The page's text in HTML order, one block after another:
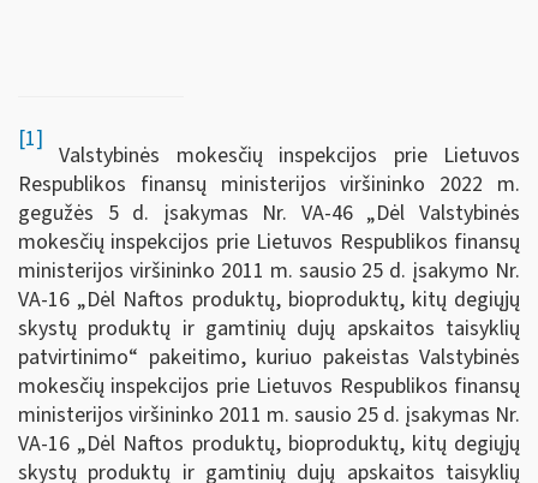
[1]
Valstybinės mokesčių inspekcijos prie Lietuvos
Respublikos finansų ministerijos viršininko 2022 m.
gegužės 5 d. įsakymas Nr. VA-46 „Dėl Valstybinės
mokesčių inspekcijos prie Lietuvos Respublikos finansų
ministerijos viršininko 2011 m. sausio 25 d. įsakymo Nr.
VA-16 „Dėl Naftos produktų, bioproduktų, kitų degiųjų
skystų produktų ir gamtinių dujų apskaitos taisyklių
patvirtinimo“ pakeitimo, kuriuo pakeistas Valstybinės
mokesčių inspekcijos prie Lietuvos Respublikos finansų
ministerijos viršininko 2011 m. sausio 25 d. įsakymas Nr.
VA-16 „Dėl Naftos produktų, bioproduktų, kitų degiųjų
skystų produktų ir gamtinių dujų apskaitos taisyklių